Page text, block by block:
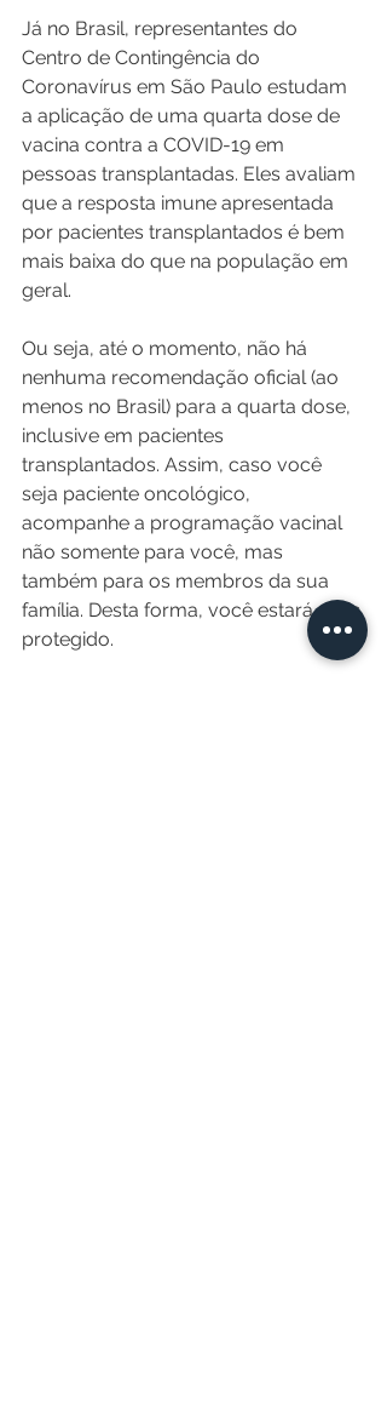
Já no Brasil, representantes do
Centro de Contingência do
Coronavírus em São Paulo estudam
a aplicação de uma quarta dose de
vacina contra a COVID-19 em
pessoas transplantadas. Eles avaliam
que a resposta imune apresentada
por pacientes transplantados é bem
mais baixa do que na população em
geral.
Ou seja, até o momento, não há
nenhuma recomendação oficial (ao
menos no Brasil) para a quarta dose,
inclusive em pacientes
transplantados. Assim, caso você
seja paciente oncológico,
acompanhe a programação vacinal
não somente para você, mas
também para os membros da sua
família. Desta forma, você estará mais
protegido.